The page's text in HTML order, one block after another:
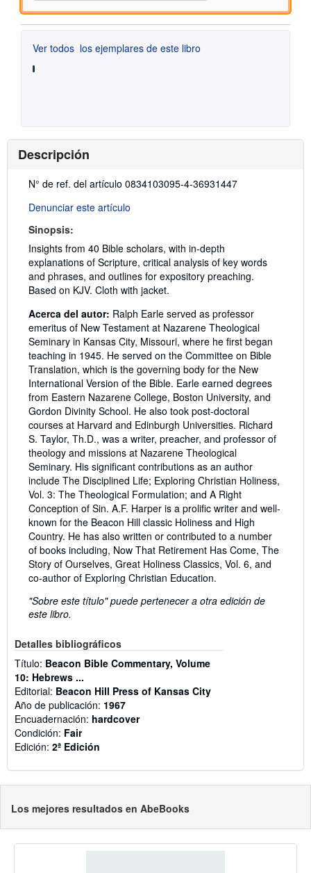
Ver todos los ejemplares de este libro
Descripción
Descripción:
N° de ref. del artículo 0834103095-4-36931447
Denunciar este artículo
Sinopsis:
Insights from 40 Bible scholars, with in-depth
explanations of Scripture, critical analysis of key words
and phrases, and outlines for expository preaching.
Based on KJV. Cloth with jacket.
Acerca del autor: Ralph Earle served as professor
emeritus of New Testament at Nazarene Theological
Seminary in Kansas City, Missouri, where he first began
teaching in 1945. He served on the Committee on Bible
Translation, which is the governing body for the New
International Version of the Bible. Earle earned degrees
from Eastern Nazarene College, Boston University, and
Gordon Divinity School. He also took post-doctoral
courses at Harvard and Edinburgh Universities. Richard
S. Taylor, Th.D., was a writer, preacher, and professor of
theology and missions at Nazarene Theological
Seminary. His significant contributions as an author
include The Disciplined Life; Exploring Christian Holiness,
Vol. 3: The Theological Formulation; and A Right
Conception of Sin. A.F. Harper is a prolific writer and well-
known for the Beacon Hill classic Holiness and High
Country. He has also written or contributed to a number
of books including, Now That Retirement Has Come, The
Story of Ourselves, Great Holiness Classics, Vol. 6, and
co-author of Exploring Christian Education.
"Sobre este título" puede pertenecer a otra edición de
este libro.
Detalles bibliográficos
Título: Beacon Bible Commentary, Volume
10: Hebrews ...
Editorial: Beacon Hill Press of Kansas City
Año de publicación: 1967
Encuadernación: hardcover
Condición: Fair
Edición: 2ª Edición
Los mejores resultados en AbeBooks